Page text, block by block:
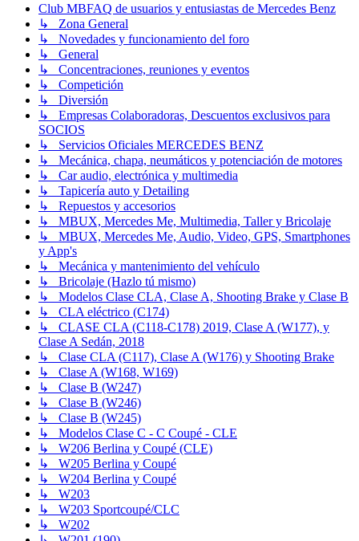
Club MBFAQ de usuarios y entusiastas de Mercedes Benz
↳ Zona General
↳ Novedades y funcionamiento del foro
↳ General
↳ Concentraciones, reuniones y eventos
↳ Competición
↳ Diversión
↳ Empresas Colaboradoras, Descuentos exclusivos para
SOCIOS
↳ Servicios Oficiales MERCEDES BENZ
↳ Mecánica, chapa, neumáticos y potenciación de motores
↳ Car audio, electrónica y multimedia
↳ Tapicería auto y Detailing
↳ Repuestos y accesorios
↳ MBUX, Mercedes Me, Multimedia, Taller y Bricolaje
↳ MBUX, Mercedes Me, Audio, Video, GPS, Smartphones
y App's
↳ Mecánica y mantenimiento del vehículo
↳ Bricolaje (Hazlo tú mismo)
↳ Modelos Clase CLA, Clase A, Shooting Brake y Clase B
↳ CLA eléctrico (C174)
↳ CLASE CLA (C118-C178) 2019, Clase A (W177), y
Clase A Sedán, 2018
↳ Clase CLA (C117), Clase A (W176) y Shooting Brake
↳ Clase A (W168, W169)
↳ Clase B (W247)
↳ Clase B (W246)
↳ Clase B (W245)
↳ Modelos Clase C - C Coupé - CLE
↳ W206 Berlina y Coupé (CLE)
↳ W205 Berlina y Coupé
↳ W204 Berlina y Coupé
↳ W203
↳ W203 Sportcoupé/CLC
↳ W202